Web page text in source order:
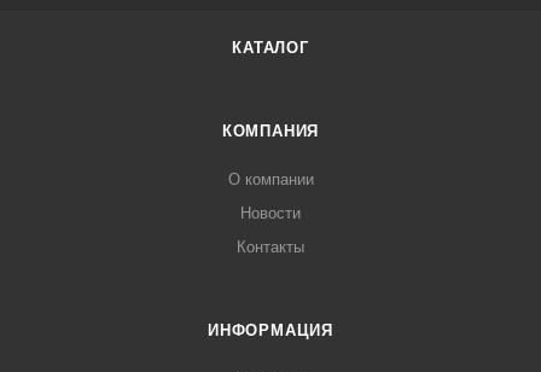
КАТАЛОГ
КОМПАНИЯ
О компании
Новости
Контакты
ИНФОРМАЦИЯ